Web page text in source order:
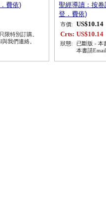
費依)
限特別訂購。
我們連絡。
聖經導讀：按
登．費依)
市價:
US$10.14
Crts: US$10.14
狀態:
已斷版 - 本
本書請